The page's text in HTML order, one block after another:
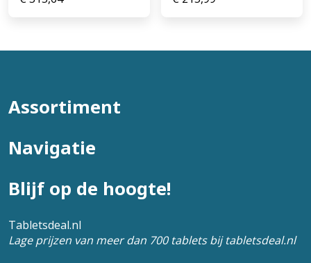
Assortiment
Navigatie
Blijf op de hoogte!
Tabletsdeal.nl
Lage prijzen van meer dan 700 tablets bij tabletsdeal.nl